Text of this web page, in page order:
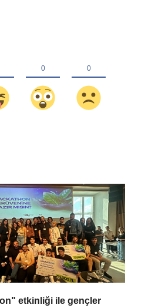
etkinliği ile gençler